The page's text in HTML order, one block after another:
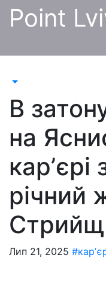
Перейти
Point
В
на
карʼєрі
річний
Лип 21, 2025